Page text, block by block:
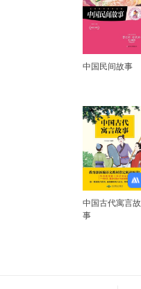
中国民间故事
中国古代寓言故
事